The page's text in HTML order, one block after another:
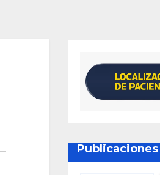
Publicaciones